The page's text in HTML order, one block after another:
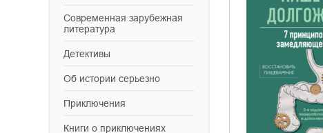
современная зарубежная
литература
детективы
об истории серьезно
приключения
книги о приключениях